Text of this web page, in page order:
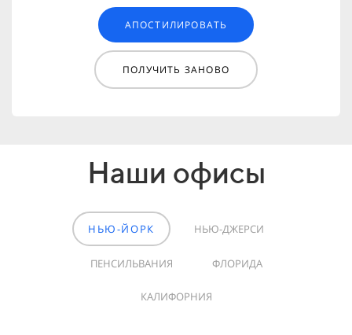
АПОСТИЛИРОВАТЬ
ПОЛУЧИТЬ ЗАНОВО
Наши офисы
НЬЮ-ЙОРК НЬЮ-ДЖЕРСИ
ПЕНСИЛЬВАНИЯ ФЛОРИДА
КАЛИФОРНИЯ